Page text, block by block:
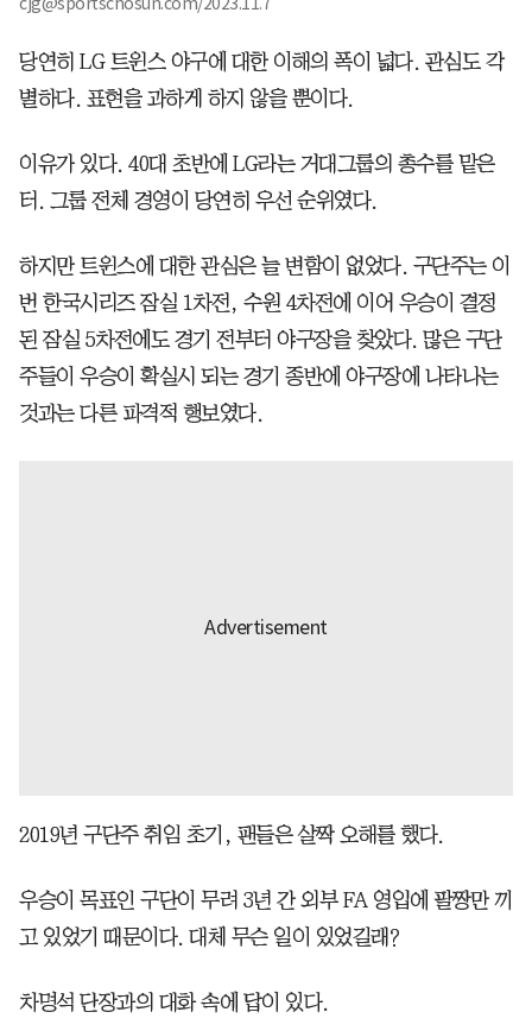
당연히 LG 트윈스 야구에 대한 이해의 폭이 넓다. 관심도 각
별하다. 표현을 과하게 하지 않을 뿐이다.
이유가 있다. 40대 초반에 LG라는 거대그룹의 총수를 맡은
터. 그룹 전체 경영이 당연히 우선 순위였다.
하지만 트윈스에 대한 관심은 늘 변함이 없었다. 구단주는 이
번 한국시리즈 잠실 1차전, 수원 4차전에 이어 우승이 결정
된 잠실 5차전에도 경기 전부터 야구장을 찾았다. 많은 구단
주들이 우승이 확실시 되는 경기 종반에 야구장에 나타나는
것과는 다른 파격적 행보였다.
2019년 구단주 취임 초기, 팬들은 살짝 오해를 했다.
우승이 목표인 구단이 무려 3년 간 외부 FA 영입에 팔짱만 끼
고 있었기 때문이다. 대체 무슨 일이 있었길래?
차명석 단장과의 대화 속에 답이 있다.